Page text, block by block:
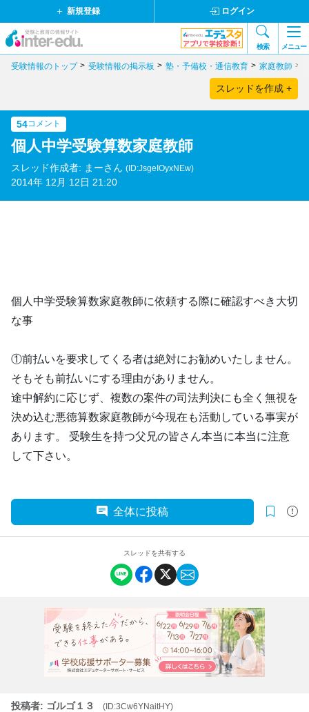
新規登録 ログイン
検索 メニュー
受験情報のトップ 受験情報の掲示板 塾・予備校・通信教育 家庭教師
スレッドを作成 +
54コメント
個人中学受験算数家庭教師
スレッド作成者: まーさん (ID:JsgeIOyxNEw)
2014年 12月 12日 21:20
個人中学受験算数家庭教師に依頼する際に確認すべき大切
な事
①前払いを要求してくる者は絶対にお勧めいたしません。
そもそも前払いにする理由がありません。
途中解約に応じず、複数の案件の司法判決にも全く無視を
決め込む悪徳算数家庭教師が今現在も活動している事実が
あります。 受験生を持つ父兄の皆さん本当に本当に注意
して下さい。
全体に投稿
スレッドを共有する
投稿者: ゴルゴ１３
(ID:3Cw6YNaitHY)